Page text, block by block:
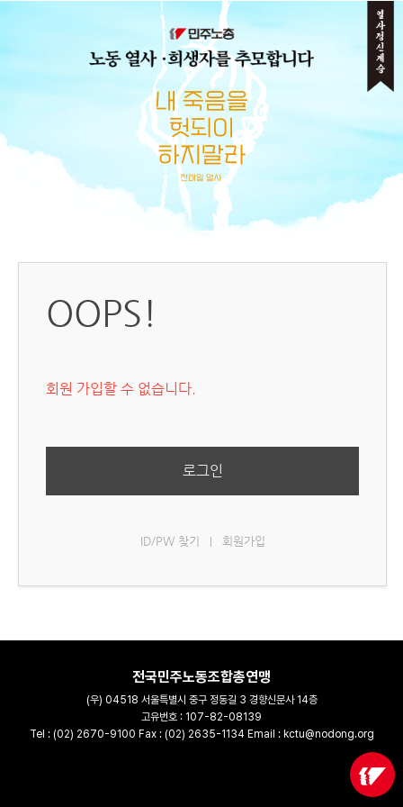
메뉴 건너뛰기
OOPS!
회원 가입할 수 없습니다.
로그인
ID/PW 찾기 회원가입
전국민주노동조합총연맹
(우) 04518 서울특별시 중구 정동길 3 경향신문사 14층
고유번호 : 107-82-08139
Tel : (02) 2670-9100 Fax : (02) 2635-1134 Email : kctu@nodong.org